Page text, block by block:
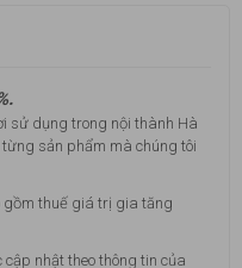
sử dụng trong nội thành Hà
từng sản phẩm mà chúng tôi
thuế giá trị gia tăng
nhật theo thông tin của